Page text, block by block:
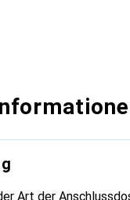
Art der